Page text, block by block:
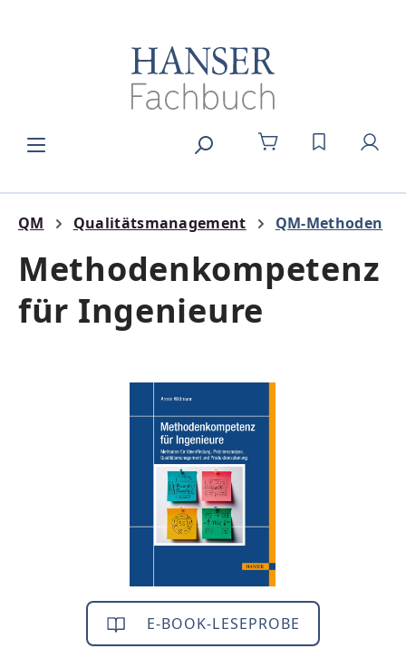
DU HAST 0
QM Qualitätsmanagement QM-Methoden
Methodenkompetenz
für Ingenieure
Bildergalerie überspringen
E-BOOK-LESEPROBE